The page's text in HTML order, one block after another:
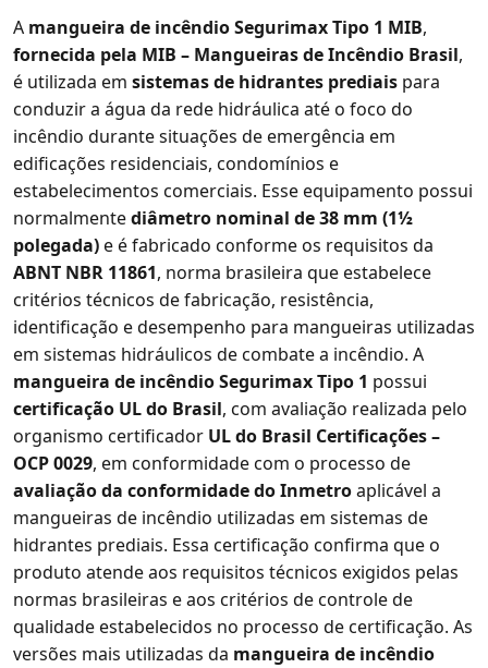
A mangueira de incêndio Segurimax Tipo 1 MIB,
fornecida pela MIB – Mangueiras de Incêndio Brasil,
é utilizada em sistemas de hidrantes prediais para
conduzir a água da rede hidráulica até o foco do
incêndio durante situações de emergência em
edificações residenciais, condomínios e
estabelecimentos comerciais. Esse equipamento possui
normalmentediâmetro nominal de 38 mm (1½
polegada)e é fabricado conforme os requisitos da
ABNT NBR 11861, norma brasileira que estabelece
critérios técnicos de fabricação, resistência,
identificação e desempenho para mangueiras utilizadas
em sistemas hidráulicos de combate a incêndio. A
mangueira de incêndio Segurimax Tipo 1 possui
certificação UL do Brasil, com avaliação realizada pelo
organismo certificador UL do Brasil Certificações –
OCP 0029, em conformidade com o processo de
avaliação da conformidade do Inmetroaplicável a
mangueiras de incêndio utilizadas em sistemas de
hidrantes prediais. Essa certificação confirma que o
produto atende aos requisitos técnicos exigidos pelas
normas brasileiras e aos critérios de controle de
qualidade estabelecidos no processo de certificação. As
versões mais utilizadas da mangueira de incêndio